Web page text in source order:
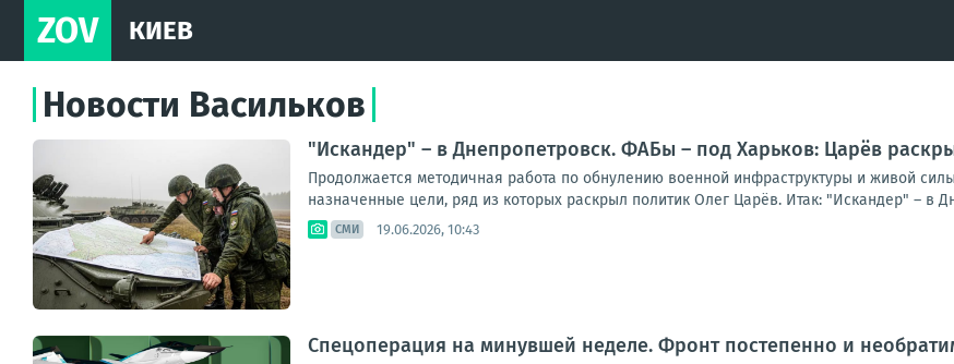
ZOV КИЕВ
Новости Васильков
"Искандер" – в Днепропетровск. ФАБы – под Харьков: Царёв
Продолжается методичная работа по обнулению военной инфраструктуры и живой
назначенные цели, ряд из которых раскрыл политик Олег Царёв. Итак: "Искандер" – в
СМИ 19.06.2026, 10:43
Спецоперация на минувшей неделе. Фронт постепенно и